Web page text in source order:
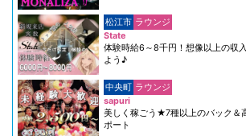
松江市 ラウンジ
State
体験時給6～8千円！想像以上の収
よう♪
中央町 ラウンジ
sapuri
美しく稼ごう★7種以上のバック＆
ポート